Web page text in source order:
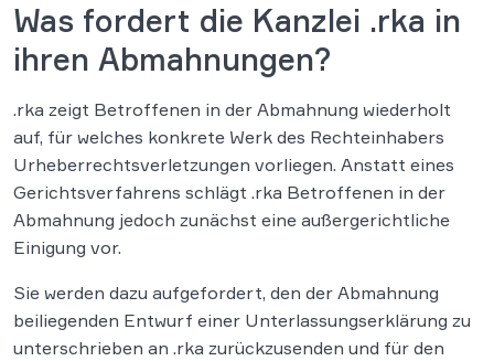
Was fordert die Kanzlei .rka in
ihren Abmahnungen?
.rka zeigt Betroffenen in der Abmahnung wiederholt
auf, für welches konkrete Werk des Rechteinhabers
Urheberrechtsverletzungen vorliegen. Anstatt eines
Gerichtsverfahrens schlägt .rka Betroffenen in der
Abmahnung jedoch zunächst eine außergerichtliche
Einigung vor.
Sie werden dazu aufgefordert, den der Abmahnung
beiliegenden Entwurf einer Unterlassungserklärung zu
unterschrieben an .rka zurückzusenden und für den